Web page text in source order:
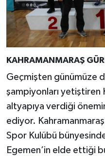
KAHRAMANMARAŞ
Geçmişten günümüze
şampiyonları yetiştiren
altyapıya verdiği
ediyor.
Spor Kulübü
Egemen’in elde ettiği